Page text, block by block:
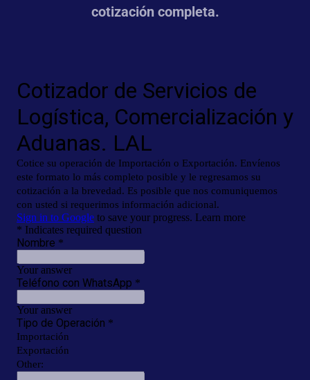
cotización completa.